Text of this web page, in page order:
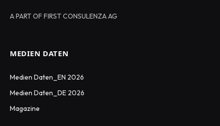
A PART OF FIRST CONSULENZA AG
MEDIEN DATEN
Medien Daten_EN 2026
Medien Daten_DE 2026
Magazine